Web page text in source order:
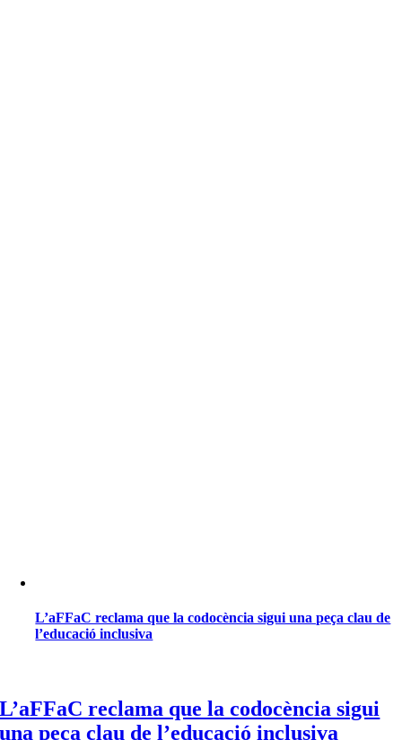
L’aFFaC reclama que la codocència sigui una peça clau de
l’educació inclusiva
L’aFFaC reclama que la codocència sigui
una peça clau de l’educació inclusiva